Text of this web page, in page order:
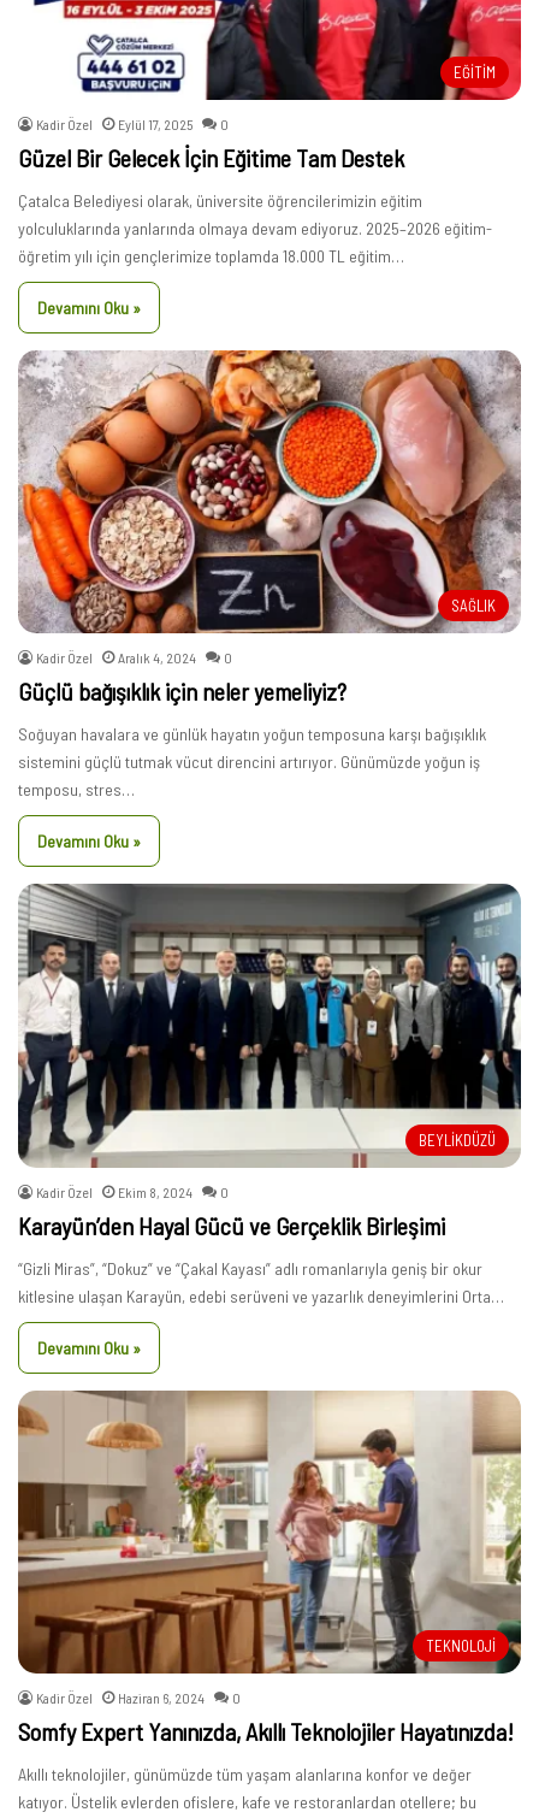
EĞİTİM
Kadir Özel Eylül 17, 2025 0
Güzel Bir Gelecek İçin Eğitime Tam Destek
Çatalca Belediyesi olarak, üniversite öğrencilerimizin eğitim
yolculuklarında yanlarında olmaya devam ediyoruz. 2025–2026 eğitim-
öğretim yılı için gençlerimize toplamda 18.000 TL eğitim…
Devamını Oku »
SAĞLIK
Kadir Özel Aralık 4, 2024 0
Güçlü bağışıklık için neler yemeliyiz?
Soğuyan havalara ve günlük hayatın yoğun temposuna karşı bağışıklık
sistemini güçlü tutmak vücut direncini artırıyor. Günümüzde yoğun iş
temposu, stres…
Devamını Oku »
BEYLİKDÜZÜ
Kadir Özel Ekim 8, 2024 0
Karayün’den Hayal Gücü ve Gerçeklik Birleşimi
“Gizli Miras”, “Dokuz” ve “Çakal Kayası” adlı romanlarıyla geniş bir okur
kitlesine ulaşan Karayün, edebi serüveni ve yazarlık deneyimlerini Orta…
Devamını Oku »
TEKNOLOJİ
Kadir Özel Haziran 6, 2024 0
Somfy Expert Yanınızda, Akıllı Teknolojiler Hayatınızda!
Akıllı teknolojiler, günümüzde tüm yaşam alanlarına konfor ve değer
katıyor. Üstelik evlerden ofislere, kafe ve restoranlardan otellere; bu